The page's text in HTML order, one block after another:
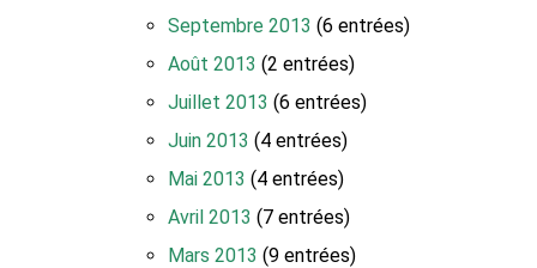
Septembre 2013 (6 entrées)
Août 2013 (2 entrées)
Juillet 2013 (6 entrées)
Juin 2013 (4 entrées)
Mai 2013 (4 entrées)
Avril 2013 (7 entrées)
Mars 2013 (9 entrées)